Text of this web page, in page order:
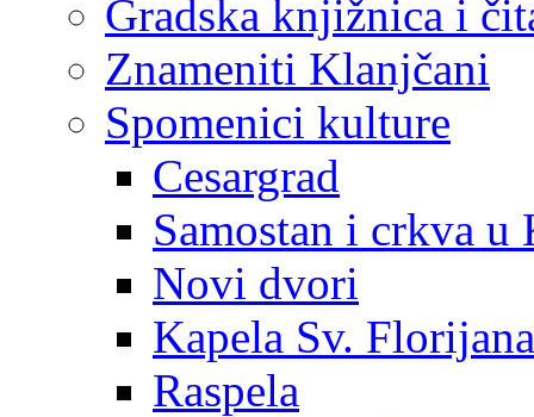
Gradska knjižnica i
Znameniti Klanjčani
Spomenici kulture
Cesargrad
Samostan i crkva u
Novi dvori
Kapela Sv. Florijana
Raspela